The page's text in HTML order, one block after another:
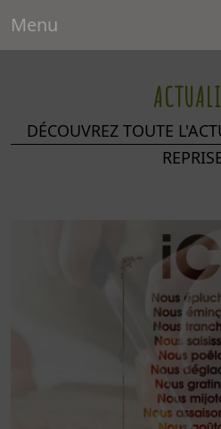
Menu
DÉCOUVREZ TOUTE